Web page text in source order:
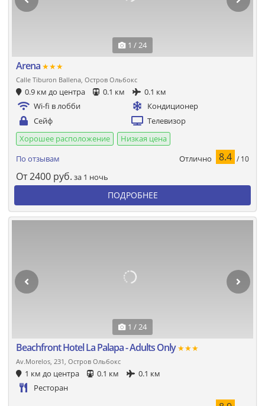
1 / 24
Arena ★★★
Calle Tiburon Ballena, Остров Ольбокс
0.9 км до центра 0.1 км
0.1 км
Wi-fi в лобби
Кондиционер
Сейф
Телевизор
Хорошее расположение
Низкая цена
По отзывам
Отлично 8.4 / 10
От2400 руб. за 1 ночь
ПОДРОБНЕЕ
1 / 24
Beachfront Hotel La Palapa - Adults Only★★★
Av.Morelos, 231, Остров Ольбокс
1 км до центра 0.1 км
0.1 км
Ресторан